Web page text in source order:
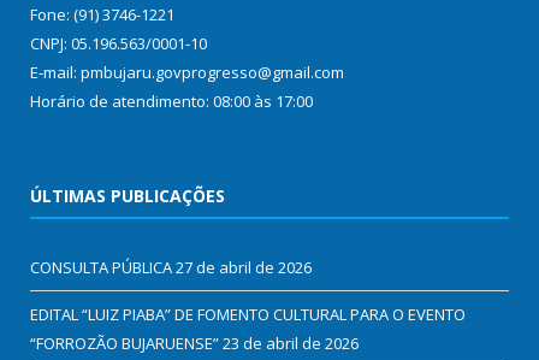
Fone: (91) 3746-1221
CNPJ: 05.196.563/0001-10
E-mail: pmbujaru.govprogresso@gmail.com
Horário de atendimento: 08:00 às 17:00
ÚLTIMAS PUBLICAÇÕES
CONSULTA PÚBLICA27 de abril de 2026
EDITAL “LUIZ PIABA” DE FOMENTO CULTURAL PARA O EVENTO
“FORROZÃO BUJARUENSE”23 de abril de 2026